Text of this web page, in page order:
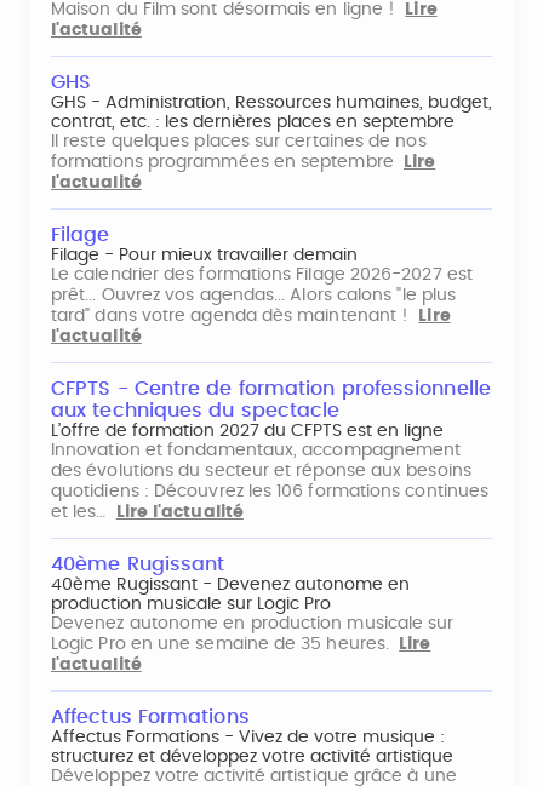
Maison du Film sont désormais en ligne !
Lire
l'actualité
GHS
GHS - Administration, Ressources humaines, budget,
contrat, etc. : les dernières places en septembre
Il reste quelques places sur certaines de nos
formations programmées en septembre
Lire
l'actualité
Filage
Filage - Pour mieux travailler demain
Le calendrier des formations Filage 2026-2027 est
prêt... Ouvrez vos agendas... Alors calons "le plus
tard" dans votre agenda dès maintenant !
Lire
l'actualité
CFPTS - Centre de formation professionnelle
aux techniques du spectacle
L’offre de formation 2027 du CFPTS est en ligne
Innovation et fondamentaux, accompagnement
des évolutions du secteur et réponse aux besoins
quotidiens : Découvrez les 106 formations continues
et les…
Lire l'actualité
40ème Rugissant
40ème Rugissant - Devenez autonome en
production musicale sur Logic Pro
Devenez autonome en production musicale sur
Logic Pro en une semaine de 35 heures.
Lire
l'actualité
Affectus Formations
Affectus Formations - Vivez de votre musique :
structurez et développez votre activité artistique
Développez votre activité artistique grâce à une